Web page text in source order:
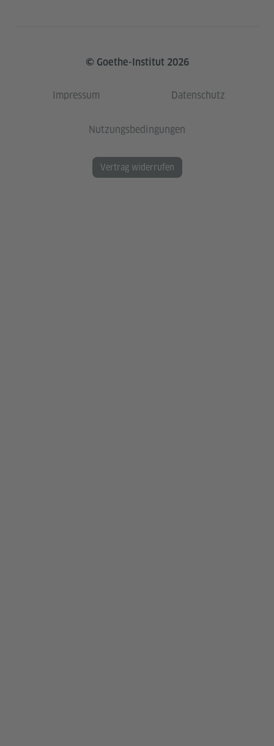
© Goethe-Institut 2026
Impressum Datenschutz
Nutzungsbedingungen
Vertrag widerrufen